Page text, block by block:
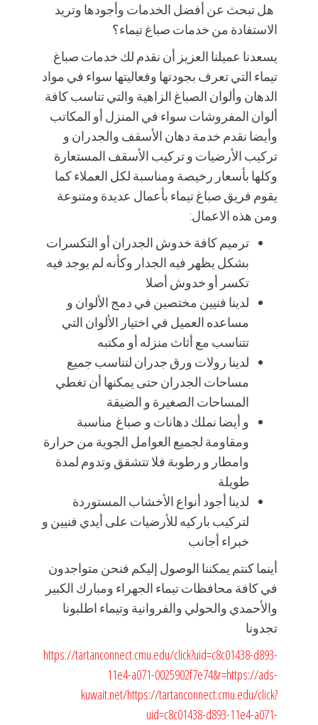
هل تبحث عن أفضل الخدمات وأجودها وتريد
الاستفادة من خدمات صباغ تيماء؟
يسعدنا عميلنا العزيز أن نقدم لك خدمات صباغ
تيماء التي تعرف بجودتها وفعاليتها سواء في مواد
الدهان وألوان الصباغ الزاهية والتي تناسب كافة
ألوان المفروشات سواء في المنزل أو المكاتب
وأيضا نقدم خدمة دهان الأسقف والجدران و
تركيب الأرضيات و تركيب الأسقف المستعارة
وكلها بأسعار رخيصة ومناسبة لكل العملاء كما
يقوم فريق صباغ تيماء بأعمال عديدة ومتنوعة
ومن هذه الاعمال:
ترميم كافة خدوش الجدران أو التكسرات
بشكل يظهر فيه الجدار وكأنه لم يوجد فيه
تكسر أو خدوش أصلا
لدينا فنيين مختصين في دمج الألوان و
مساعده العميل في اختيار الألوان التي
تتناسب مع أثاث منزله أو مكتبه
لدينا رولات ورق جدران لتناسب جميع
مساحات الجدران حتى يمكنها أن تغطي
المساحات الصغيرة و الضيقة
و أيضا نملك دهانات و صباغ مناسبة
ومقاومة لجميع العوامل الجوية من حرارة
وامطار و رطوبة فلا تتشقق وتدوم لمدة
طويلة
لدينا أجود أنواع الأخشاب المستوردة
لتركيب باركيه للأرضيات على أيدي فنيين و
خبراء أجانب
أينما كنتم يمكننا الوصول إليكم فنحن متواجدون
في كافة محافظات تيماء الجهراء ومبارك الكبير
والأحمدي والحولي والفروانية وتيماء اطلبونا
تجدونا
https://tartanconnect.cmu.edu/click?uid=c8c01438-d893-
11e4-a071-0025902f7e74&r=https://ads-
kuwait.net/https://tartanconnect.cmu.edu/click?
uid=c8c01438-d893-11e4-a071-